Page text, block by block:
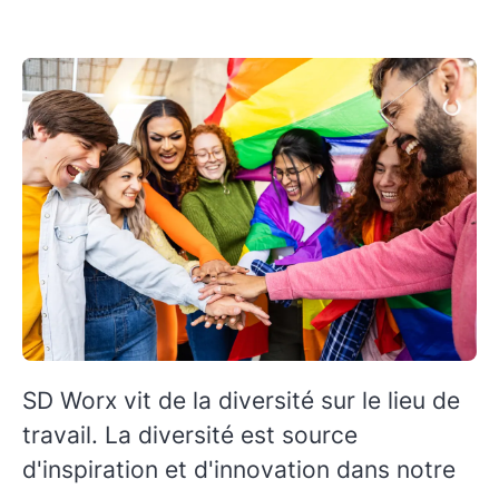
SD Worx vit de la diversité sur le lieu de
travail. La diversité est source
d'inspiration et d'innovation dans notre